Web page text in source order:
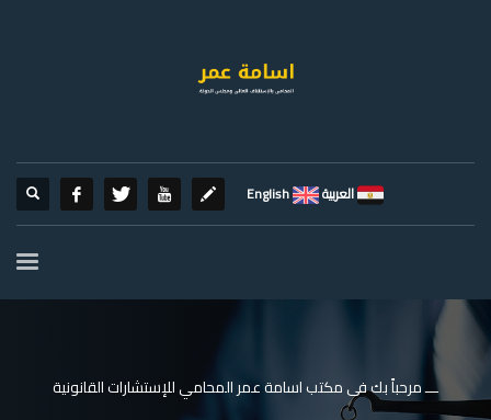
العربية English
ـــ مرحباً بك فى مكتب اسامة عمر المحامي للإستشارات القانونية